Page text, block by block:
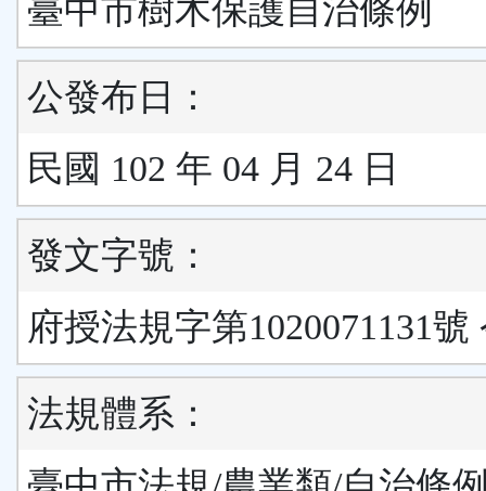
臺中市樹木保護自治條例
公發布日：
民國 102 年 04 月 24 日
發文字號：
府授法規字第1020071131號
法規體系：